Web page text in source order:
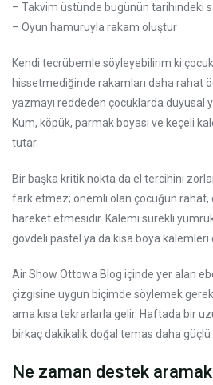
– Takvim üstünde bugünün tarihindeki
– Oyun hamuruyla rakam oluştur
Kendi tecrübemle söyleyebilirim ki
hissetmediğinde rakamları daha rahat
yazmayı reddeden çocuklarda duyusal
Kum, köpük, parmak boyası ve keçeli
tutar.
Bir başka kritik nokta da el tercihini
fark etmez; önemli olan çocuğun rahat,
hareket etmesidir. Kalemi sürekli yumruk
gövdeli pastel ya da kısa boya kalemleri
Air Show Ottowa Blog içinde yer alan
çizgisine uygun biçimde söylemek
ama kısa tekrarlarla gelir. Haftada bir
birkaç dakikalık doğal temas daha güçlü
Ne zaman destek